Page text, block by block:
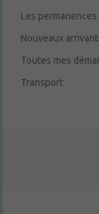
Les
Nouveaux
Toutes mes
Transport